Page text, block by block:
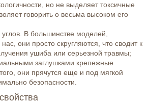
но не выделяет токсичные
говорить о весьма высоком его
углов. В большинстве моделей,
они просто скругляются, что сводит к
ушиба или серьезной травмы;
заглушками крепежные
они прячутся еще и под мягкой
безопасности.